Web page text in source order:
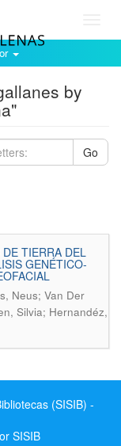
by
Go
TIERRA DEL
GENÉTICO-
Neus; Van Der
Silvia; Hernandéz,
(SISIB) -
SISIB